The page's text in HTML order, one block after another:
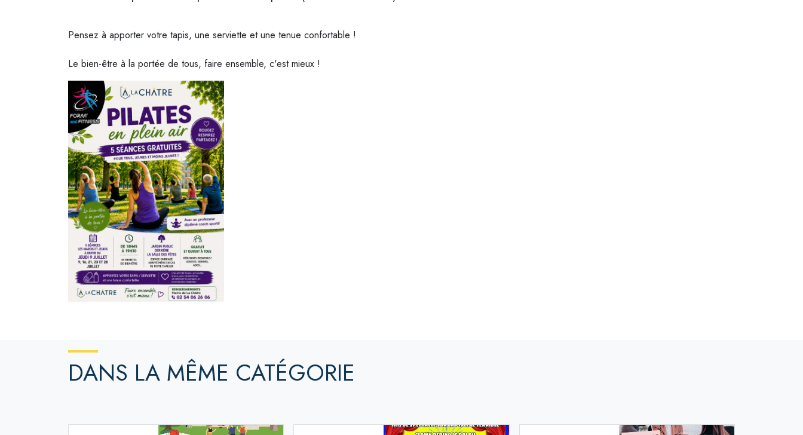
Pensez à apporter votre tapis, une serviette et une tenue confortable !
Le bien-être à la portée de tous, faire ensemble, c'est mieux !
DANS LA MÊME CATÉGORIE